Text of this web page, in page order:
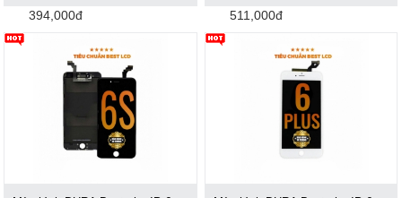
394,000đ 511,000đ